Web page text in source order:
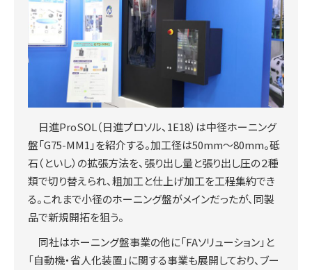
日進ProSOL（日進プロソル、1E18）は中径ホーニング
盤「G75-MM1」を紹介する。加工径は50mm～80mm。砥
石（といし）の拡張方法を、張り出し量と張り出し圧の２種
類で切り替えられ、粗加工と仕上げ加工を工程集約でき
る。これまで小径のホーニング盤がメインだったが、同製
品で新規開拓を狙う。
同社はホーニング盤事業の他に「FAソリューション」と
「自動機・省人化装置」に関する事業も展開しており、ブー